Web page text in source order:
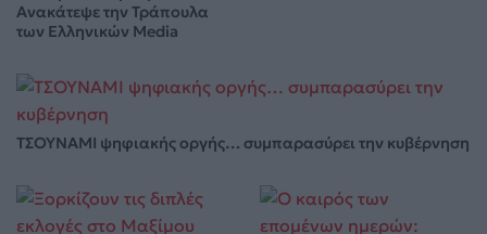
Ανακάτεψε την Τράπουλα
των Ελληνικών Media
ΤΣΟΥΝΑΜΙ ψηφιακής οργής… συμπαρασύρει την κυβέρνηση